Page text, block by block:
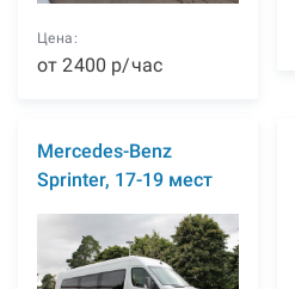
Цена:
от2400 р/час
Mercedes-Benz
Sprinter, 17-19 мест